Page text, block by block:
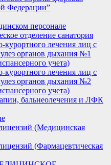
Федерации”
персонале
отделение санатория
курортного лечения лиц с
органов дыхания №1
учета)
курортного лечения лиц с
органов дыхания №2
учета)
бальнеолечения и ЛФК
(Медицинская
(Фармацевтическая